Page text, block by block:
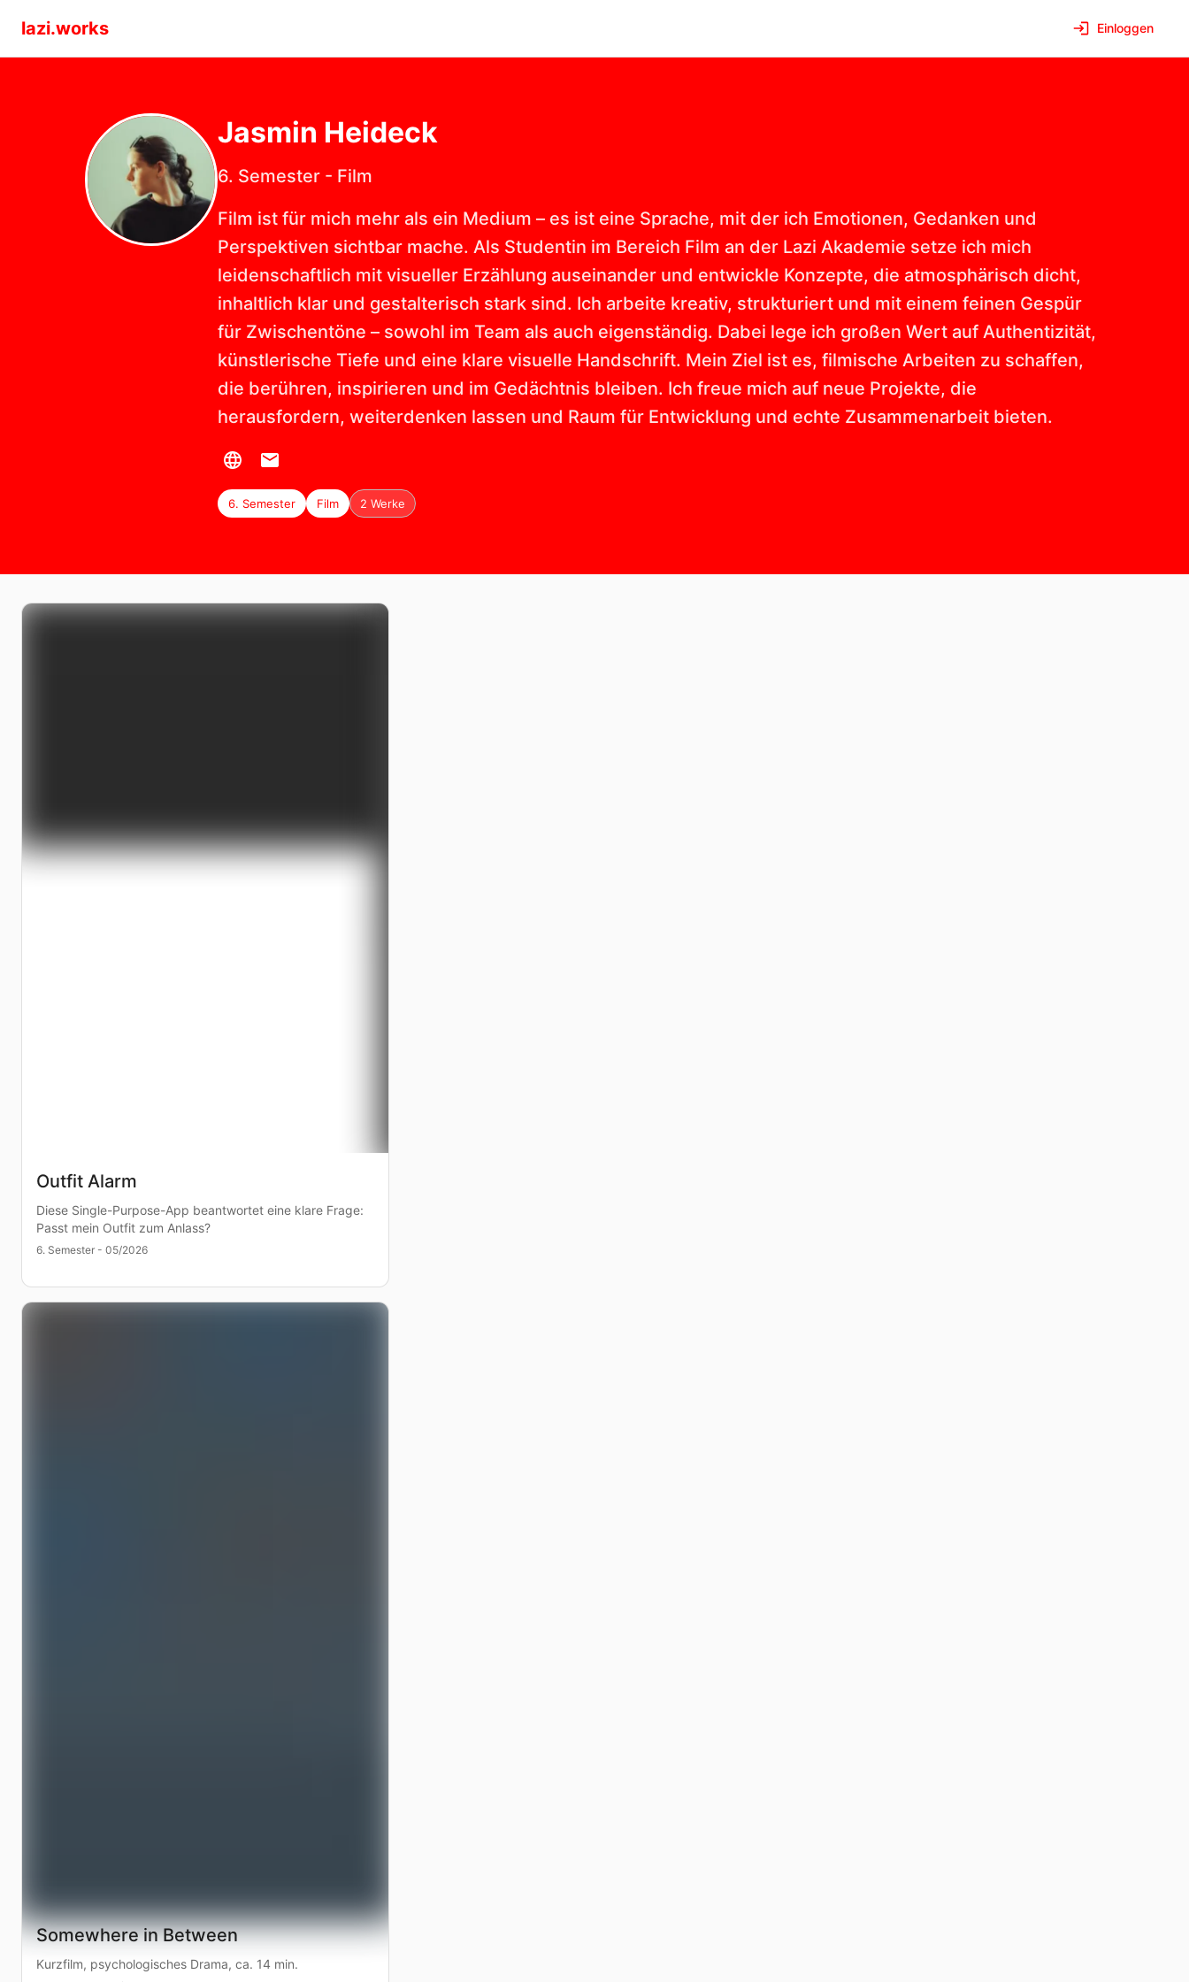
lazi.works Einloggen
Jasmin Heideck
6. Semester - Film
Film ist für mich mehr als ein Medium – es ist eine Sprache, mit der ich Emotionen, Gedanken und
Perspektiven sichtbar mache. Als Studentin im Bereich Film an der Lazi Akademie setze ich mich
leidenschaftlich mit visueller Erzählung auseinander und entwickle Konzepte, die atmosphärisch dicht,
inhaltlich klar und gestalterisch stark sind. Ich arbeite kreativ, strukturiert und mit einem feinen Gespür
für Zwischentöne – sowohl im Team als auch eigenständig. Dabei lege ich großen Wert auf Authentizität,
künstlerische Tiefe und eine klare visuelle Handschrift. Mein Ziel ist es, filmische Arbeiten zu schaffen,
die berühren, inspirieren und im Gedächtnis bleiben. Ich freue mich auf neue Projekte, die
herausfordern, weiterdenken lassen und Raum für Entwicklung und echte Zusammenarbeit bieten.
6. Semester Film 2 Werke
Outfit Alarm
Diese Single-Purpose-App beantwortet eine klare Frage:
Passt mein Outfit zum Anlass?
6. Semester - 05/2026
Somewhere in Between
Kurzfilm, psychologisches Drama, ca. 14 min.